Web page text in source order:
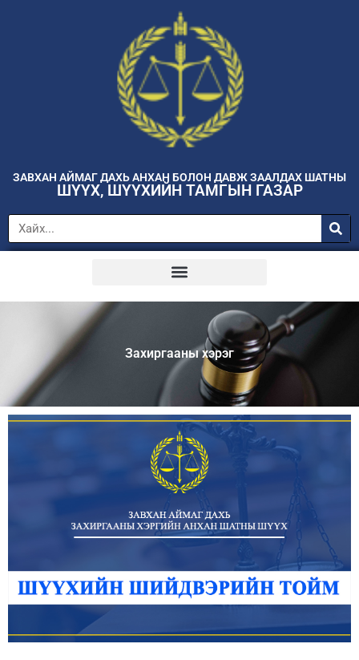
ЗАВХАН АЙМАГ ДАХЬ АНХАН БОЛОН ДАВЖ ЗААЛДАХ ШАТНЫ
ШҮҮХ, ШҮҮХИЙН ТАМГЫН ГАЗАР
Захиргааны хэрэг